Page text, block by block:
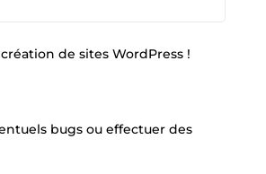
de sites WordPress !
bugs ou effectuer des